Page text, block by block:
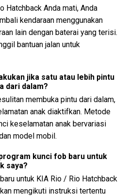
Hatchback Anda mati, Anda
kendaraan menggunakan
lain dengan baterai yang terisi.
bantuan jalan untuk
jika satu atau lebih pintu
dari dalam?
membuka pintu dari dalam,
anak diaktifkan. Metode
keselamatan anak bervariasi
model mobil.
kunci fob baru untuk
saya?
untuk KIA Rio / Rio Hatchback
mengikuti instruksi tertentu